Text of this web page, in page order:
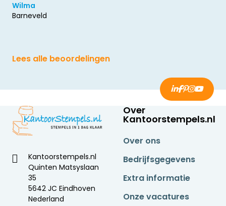
Wilma
Barneveld
Lees alle beoordelingen
Kantoorstempels.nl
Quinten Matsyslaan
35
5642 JC Eindhoven
Nederland
Over
Kantoorstempels.nl
Over ons
Bedrijfsgegevens
Extra informatie
Onze vacatures